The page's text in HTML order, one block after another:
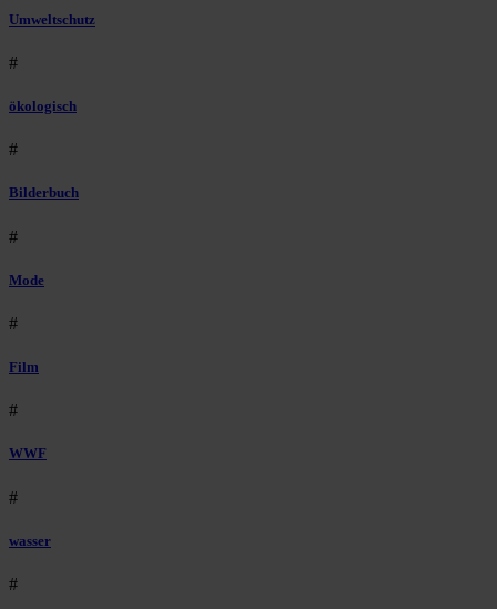
Umweltschutz
#
ökologisch
#
Bilderbuch
#
Mode
#
Film
#
WWF
#
wasser
#